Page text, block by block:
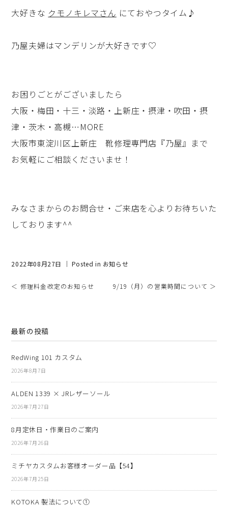
大好きな クモノキレマさん にておやつタイム♪
乃屋夫婦はマンデリンが大好きです♡
お困りごとがございましたら
大阪・梅田・十三・淡路・上新庄・摂津・吹田・摂
津・茨木・高槻…MORE
大阪市東淀川区上新庄 靴修理専門店『乃屋』まで
お気軽にご相談くださいませ！
みなさまからのお問合せ・ご来店を心よりお待ちいた
しております^^
2022年08月27日 ｜ Posted in お知らせ
＜ 修理料金改定のお知らせ 9/19（月）の営業時間について ＞
最新の投稿
RedWing 101 カスタム
2026年8月7日
ALDEN 1339 × JRレザーソール
2026年7月27日
8月定休日・作業日のご案内
2026年7月26日
ミチヤカスタムお客様オーダー品【54】
2026年7月25日
KOTOKA 製法について①